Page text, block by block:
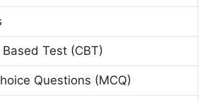
Test (CBT)
Questions (MCQ)